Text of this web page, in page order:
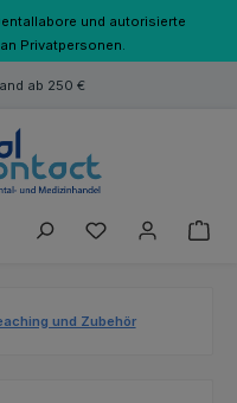
und autorisierte
Privatpersonen.
ab 250 €
Du hast 0
und Zubehör